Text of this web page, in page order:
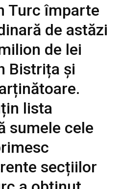
Turc împarte
de astăzi
de lei
Bistrița și
lista
sumele cele
secțiilor